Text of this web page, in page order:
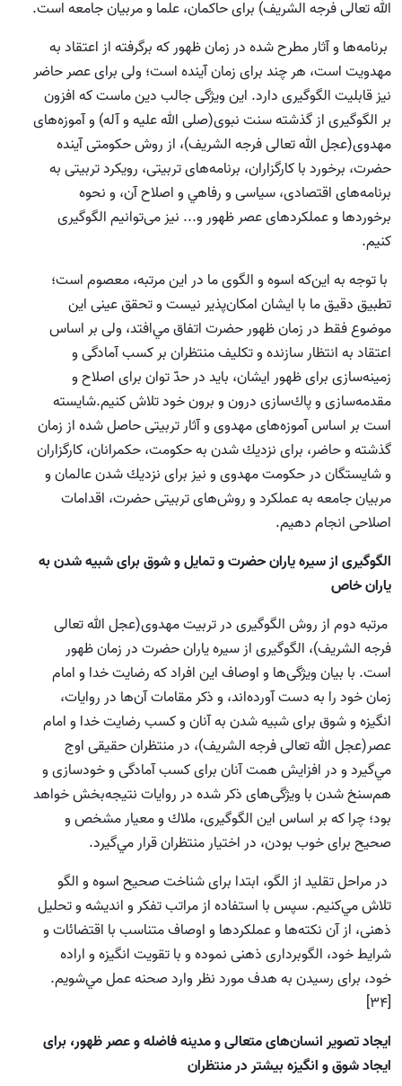
الله تعالی فرجه الشریف) براى حاكمان، علما و مربيان جامعه است.
برنامه‌ها و آثار مطرح شده در زمان ظهور که برگرفته از اعتقاد به
مهدويت است، هر چند براى زمان آينده است؛ ولى براى عصر حاضر
نيز قابلیت الگوگيرى دارد. اين ويژگى جالب دين ماست كه افزون
بر الگوگيرى از گذشته سنت نبوى(صلی الله علیه و آله) و آموزه‌هاى
مهدوى(عجل الله تعالی فرجه الشریف)، از روش حكومتى آینده
حضرت، برخورد با كارگزاران، برنامه‌هاى تربيتى، رويكرد تربيتى به
برنامه‌هاى اقتصادى، سياسى و رفاهي و اصلاح آن، و نحوه
برخوردها و عملكردهای عصر ظهور و... نیز می‌توانیم الگوگيرى
كنيم.
با توجه به این‌که اسوه و الگوى ما در اين مرتبه، معصوم است؛
تطبیق دقیق ما با ايشان امكان‌پذير نیست و تحقق عينى اين
موضوع فقط در زمان ظهور حضرت اتفاق مي‌افتد، ولى بر اساس
اعتقاد به انتظار سازنده و تكليف منتظران بر كسب آمادگى و
زمينه‌سازى براى ظهور ايشان، باید در حدّ توان براى اصلاح و
مقدمه‌سازى و پاك‌سازى درون و برون خود تلاش كنيم.شايسته
است بر اساس آموزه‌هاى مهدوى و آثار تربيتى حاصل ‌شده از زمان
گذشته و حاضر، براى نزديك شدن به حكومت، حكمرانان، كارگزاران
و شايستگان در حكومت مهدوى و نیز براى نزديك شدن عالمان و
مربيان جامعه به عملكرد و روش‌هاى تربيتى حضرت، اقدامات
اصلاحى انجام دهيم.
الگوگيرى از سيره ياران حضرت و تمايل و شوق براى شبيه شدن به
ياران خاص
مرتبه دوم از روش الگوگيرى در تربيت مهدوى(عجل الله تعالی
فرجه الشریف)، الگوگيرى از سيره ياران حضرت در زمان ظهور
است. با بيان ويژگى‌ها و اوصاف اين افراد كه رضايت خدا و امام
زمان خود را به دست آورده‌اند، و ذكر مقامات آن‌‌ها در روايات،
انگيزه و شوق براى شبيه شدن به آنان و كسب رضايت خدا و امام
عصر(عجل الله تعالی فرجه الشریف)، در منتظران حقيقى اوج
مي‌گيرد و در افزايش همت آنان براى كسب آمادگى و خودسازى و
هم‌سنخ شدن با ويژگى‌هاى ذكر شده در روايات نتیجه‌بخش خواهد
بود؛ چرا كه بر اساس اين الگوگيرى، ملاك و معيار مشخص و
صحيح براى خوب بودن، در اختيار منتظران قرار مي‌گيرد.
در مراحل تقليد از الگو، ابتدا براى شناخت صحيح اسوه و الگو
تلاش مي‌كنيم. سپس با استفاده از مراتب تفكر و انديشه و تحليل
ذهنى، از آن نكته‌ها و عملكردها و اوصاف متناسب با اقتضائات و
شرايط خود، الگوبردارى ذهنى نموده و با تقويت انگيزه و اراده
خود، برای رسيدن به هدف مورد نظر وارد صحنه عمل مي‌شويم.
[34]
ايجاد تصوير انسان‌‌هاى متعالى و مدينه فاضله و عصر ظهور، براى
ايجاد شوق و انگيزه بيشتر در منتظران